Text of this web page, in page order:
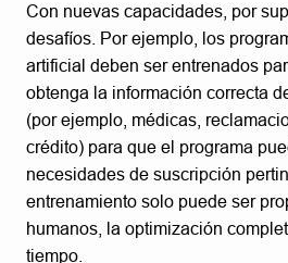
Con nuevas capacidades, por
desafíos. Por ejemplo, los
artificial deben ser entrenados
obtenga la información correcta
(por ejemplo, médicas,
crédito) para que el programa
necesidades de suscripción
entrenamiento solo puede ser
humanos, la optimización
tiempo.